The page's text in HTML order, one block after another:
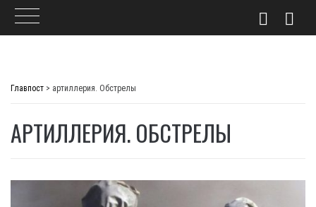
Главпост > артиллерия. Обстрелы
АРТИЛЛЕРИЯ. ОБСТРЕЛЫ